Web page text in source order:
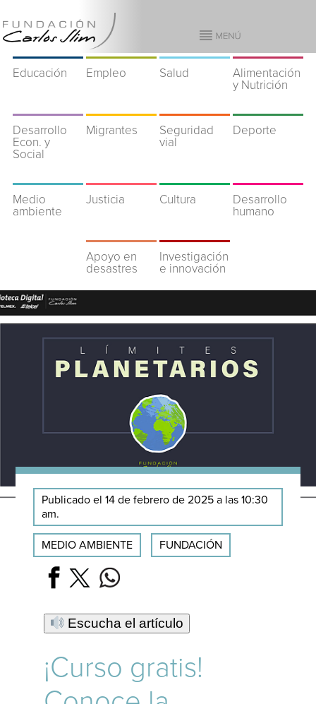
Educación Empleo Salud
Alimentación
y Nutrición
Desarrollo
Econ. y
Social
Migrantes
Seguridad
vial
Deporte
Medio
ambiente
Justicia Cultura
Desarrollo
humano
Apoyo en
desastres
Investigación
e innovación
Publicado el 14 de febrero de 2025 a las 10:30
am.
MEDIO AMBIENTE FUNDACIÓN
Escucha el artículo
¡Curso gratis!